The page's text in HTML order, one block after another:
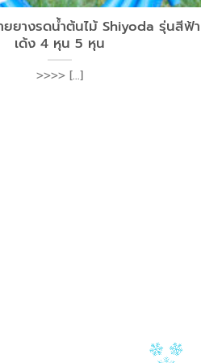
ยางรดน้ำต้นไม้ Shiyoda รุ่นสีฟ้
เด้ง 4 หุน 5 หุน
>>>> [...]